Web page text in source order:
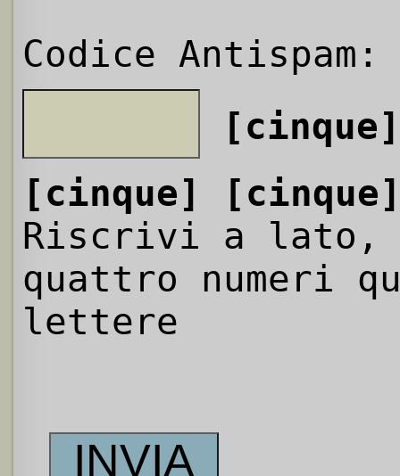
Codice Antispam:
[cinque]
[cinque]
Riscrivi a
quattro numeri
lettere